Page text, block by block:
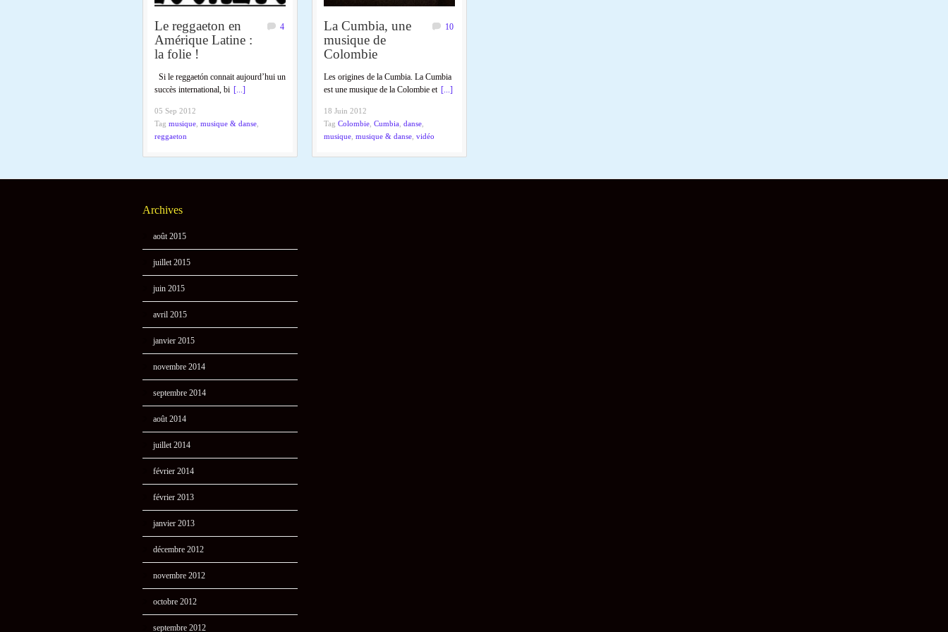
Le reggaeton en
Amérique Latine :
la folie !
4
Si le reggaetón connait aujourd’hui un
succès international, bi [...]
05 Sep 2012
Tag musique musique & danse
reggaeton
La Cumbia, une
musique de
Colombie
10
Les origines de la Cumbia. La Cumbia
est une musique de la Colombie et [...]
18 Juin 2012
Tag Colombie Cumbia danse
musique musique & danse vidéo
Archives
août 2015
juillet 2015
juin 2015
avril 2015
janvier 2015
novembre 2014
septembre 2014
août 2014
juillet 2014
février 2014
février 2013
janvier 2013
décembre 2012
novembre 2012
octobre 2012
septembre 2012